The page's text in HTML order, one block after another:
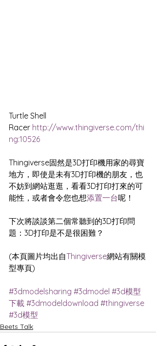
Turtle Shell
Racer http://www.thingiverse.com/thi
ng:10526
Thingiverse固然是3D打印機用家的尋寶
地方，即使是未有3D打印機的朋友，也
不妨到網站逛逛，看看3D打印打來的可
能性，或者會令您也想添置一台呢！
下次將談談第二個常聽到的3D打印問
題：3D打印是不是很困難？
(本頁圖片均出自Thingiverse網站有關模
型專頁)
#3dmodelsharing #3dmodel #3d模型
下載 #3dmodeldownload #thingiverse
#3d模型
Beets Talk